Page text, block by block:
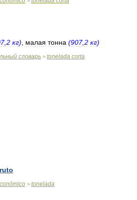
,2 кг) малая тонна (907,2 кг)
словарь > tonelada corta
> tonelada